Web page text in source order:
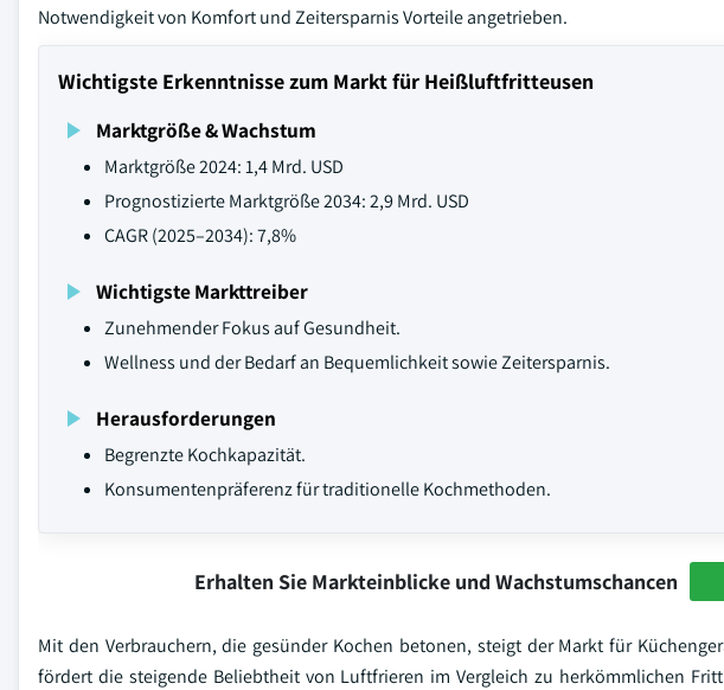
Notwendigkeit von Komfort und Zeitersparnis Vorteile angetrieben.
Wichtigste Erkenntnisse zum Markt für Heißluftfritteusen
Marktgröße & Wachstum
Marktgröße 2024: 1,4 Mrd. USD
Prognostizierte Marktgröße 2034: 2,9 Mrd. USD
CAGR (2025–2034): 7,8%
Wichtigste Markttreiber
Zunehmender Fokus auf Gesundheit.
Wellness und der Bedarf an Bequemlichkeit sowie Zeitersparnis.
Herausforderungen
Begrenzte Kochkapazität.
Konsumentenpräferenz für traditionelle Kochmethoden.
Erhalten Sie Markteinblicke und Wachstumschancen
Mit den Verbrauchern, die gesünder Kochen betonen, steigt der Markt für
fördert die steigende Beliebtheit von Luftfrieren im Vergleich zu herkömmlichen